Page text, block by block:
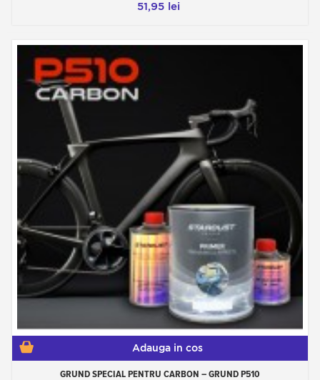
51,95 lei
Adauga in cos
GRUND SPECIAL PENTRU CARBON – GRUND P510